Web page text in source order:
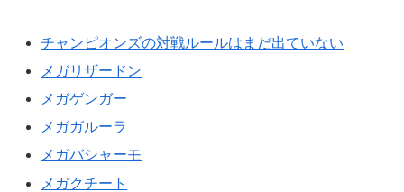
チャンピオンズの対戦ルールはまだ出ていない
メガリザードン
メガゲンガー
メガガルーラ
メガバシャーモ
メガクチート